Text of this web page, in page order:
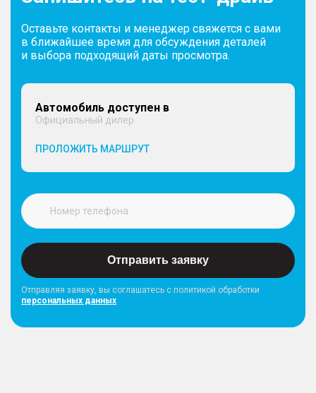
Оставьте контакты и менеджер свяжется с вами
в ближайшее время для обсуждения деталей
и выбора подходящий даты просмотра.
Автомобиль доступен в
Официальный дилер
ПРОЛОЖИТЬ МАРШРУТ
Отправить заявку
Отправляя заявку, вы соглашатесь с политикой обработки
персональных данных